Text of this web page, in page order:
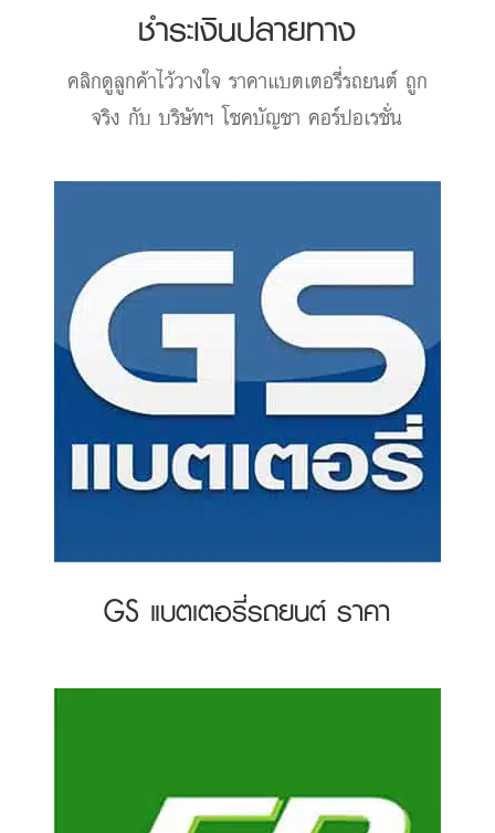
ชำระเงินปลายทาง
คลิกดูลูกค้าไว้วางใจ ราคาแบตเตอรี่รถยนต์ถูก
จริง กับ บริษัทฯ โชคบัญชา คอร์ปอเรชั่น
GS แบตเตอรี่รถยนต์ ราคา